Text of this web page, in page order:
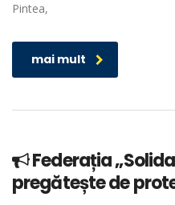
Pintea,
mai mult
Federația
pregătește de